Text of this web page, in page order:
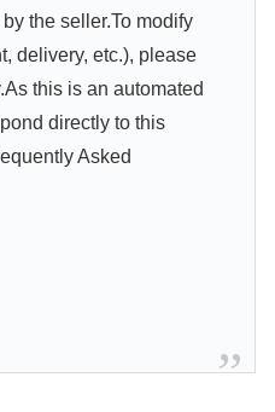
the seller.To modify
delivery, etc.), please
this is an automated
directly to this
Asked